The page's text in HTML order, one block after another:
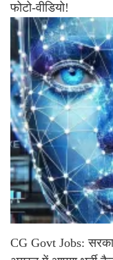
फोटो-वीडियो!
CG Govt Jobs: